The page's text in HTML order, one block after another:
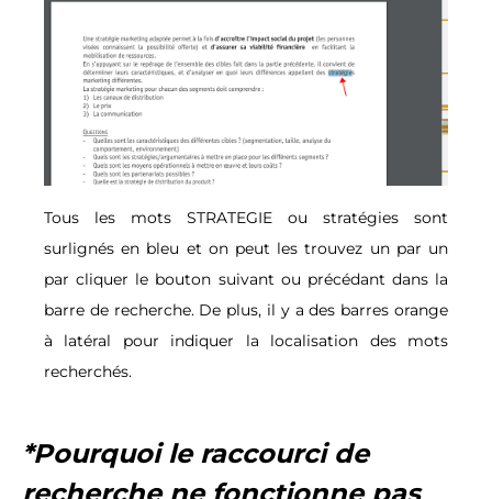
Tous les mots STRATEGIE ou stratégies sont
surlignés en bleu et on peut les trouvez un par un
par cliquer le bouton suivant ou précédant dans la
barre de recherche. De plus, il y a des barres orange
à latéral pour indiquer la localisation des mots
recherchés.
*Pourquoi le raccourci de